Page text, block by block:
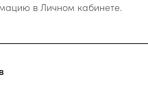
в Личном кабинете.